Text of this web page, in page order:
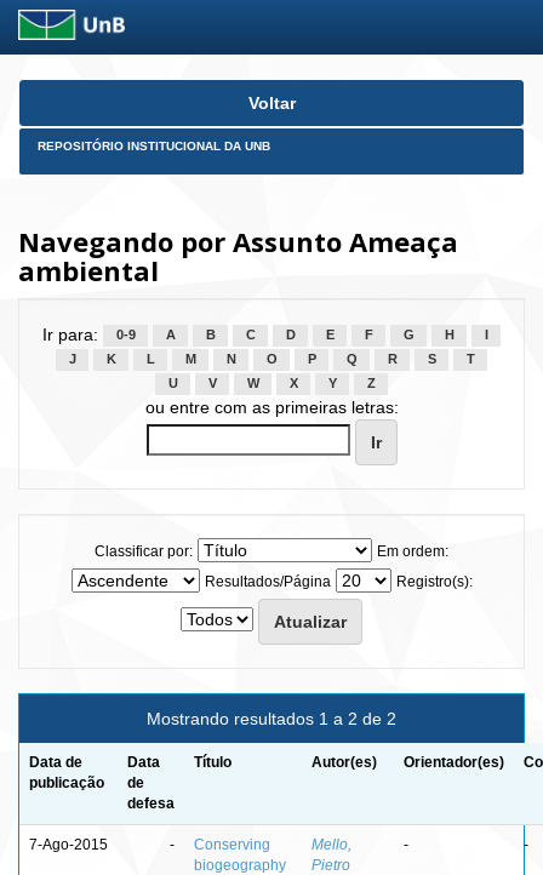
Skip
Voltar
REPOSITÓRIO INSTITUCIONAL DA UNB
Navegando por Assunto Ameaça
ambiental
Ir para: 0-9 A B C D E F G H
J
K L M N O P Q R S
T
U
V W X Y Z
ou entre com as primeiras letras:
Classificar por:
Em ordem:
Resultados/Página
Registro(s):
Mostrando resultados 1 a 2 de 2
Data de
publicação
Data
de
defesa
Título Autor(es) Orientador(es)
7-Ago-2015 -
Conserving
biogeography
Mello,
Pietro
- -